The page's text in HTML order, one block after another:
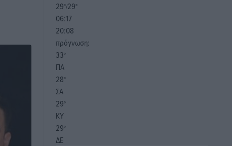
29°/29°
06:17
20:08
πρόγνωση:
33°
ΠΑ
28°
ΣΑ
29°
ΚΥ
29°
ΔΕ